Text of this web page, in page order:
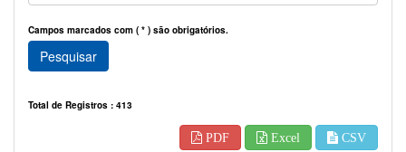
Campos marcados com ( * ) são obrigatórios.
Pesquisar
Total de Registros : 413
PDF Excel CSV